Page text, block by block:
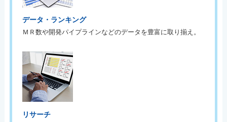
データ・ランキング
ＭＲ数や開発パイプラインなどのデータを豊富に取り揃え。
リサーチ